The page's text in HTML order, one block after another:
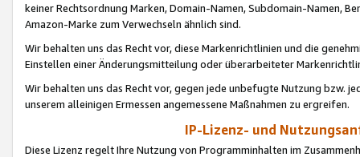
keiner Rechtsordnung Marken, Domain-Namen, Subdomain-Namen,
Amazon-Marke zum Verwechseln ähnlich sind.
Wir behalten uns das Recht vor, diese Markenrichtlinien und die
Einstellen einer Änderungsmitteilung oder überarbeiteter
Wir behalten uns das Recht vor, gegen jede unbefugte Nutzung bzw.
unserem alleinigen Ermessen angemessene Maßnahmen zu ergreifen.
IP-Lizenz- und
Diese Lizenz regelt Ihre Nutzung von Programminhalten im